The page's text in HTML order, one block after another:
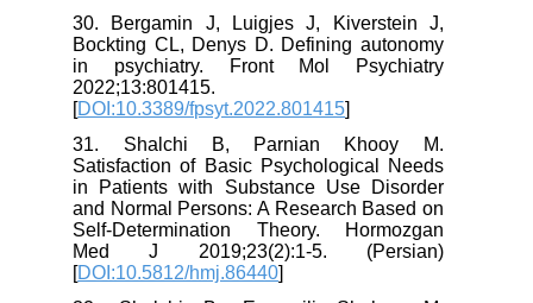
30. Bergamin J, Luigjes J, Kiverstein J,
Bockting CL, Denys D. Defining autonomy
in psychiatry. Front Mol Psychiatry
2022;13:801415.
[DOI:10.3389/fpsyt.2022.801415
31. Shalchi B, Parnian Khooy M.
Satisfaction of Basic Psychological Needs
in Patients with Substance Use Disorder
and Normal Persons: A Research Based on
Self-Determination Theory. Hormozgan
Med J 2019;23(2):1-5. (Persian)
[DOI:10.5812/hmj.86440